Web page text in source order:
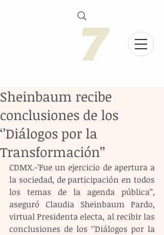
Sheinbaum recibe
conclusiones de los
‘’Diálogos por la
Transformación’’
CDMX.-’Fue un ejercicio de apertura a
la sociedad, de participación en todos
los temas de la agenda pública’’,
aseguró Claudia Sheinbaum Pardo,
virtual Presidenta electa, al recibir las
conclusiones de los ‘’Diálogos por la